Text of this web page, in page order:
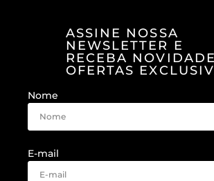
ASSINE NOSSA
NEWSLETTER E
RECEBA
OFERTAS
Nome
E-mail